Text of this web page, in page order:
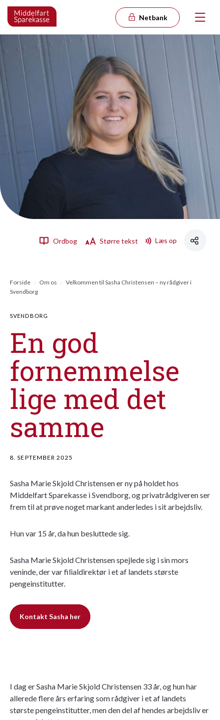
Netbank
Ordbog Større tekst Læs op
Forside Om os
Velkommen til Sasha Christensen – ny rådgiver i
Svendborg
SVENDBORG
En god
fornemmelse
lige med det
samme
8. SEPTEMBER 2025
Sasha Marie Skjold Christensen er ny på holdet hos
Middelfart Sparekasse i Svendborg, og privatrådgiveren ser
frem til at prøve noget markant anderledes i sit arbejdsliv.
Hun var 15 år, da hun besluttede sig.
Sasha Marie Skjold Christensen spejlede sig i sin mors
veninde, der var filialdirektør i et af landets største
pengeinstitutter.
Kontakt Sasha her
I dag er Sasha Marie Skjold Christensen 33 år, og hun har
allerede flere års erfaring som rådgiver i et af landets
største pengeinstitutter, men den del af hendes arbejdsliv er